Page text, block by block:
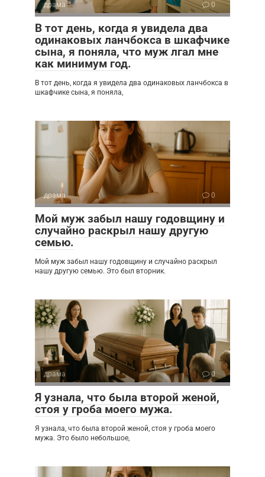
драма 0
В тот день, когда я увидела два
одинаковых ланчбокса в шкафчике
сына, я поняла, что муж лгал мне
как минимум год.
В тот день, когда я увидела два одинаковых ланчбокса в
шкафчике сына, я поняла,
драма 0
Мой муж забыл нашу годовщину и
случайно раскрыл нашу другую
семью.
Мой муж забыл нашу годовщину и случайно раскрыл
нашу другую семью. Это был вторник.
драма 0
Я узнала, что была второй женой,
стоя у гроба моего мужа.
Я узнала, что была второй женой, стоя у гроба моего
мужа. Это было небольшое,